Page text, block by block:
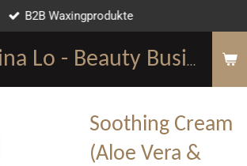
Nina Lo - Beauty Business Mentorin
B2B Waxingprodukte
Soothing Cream
(Aloe Vera &